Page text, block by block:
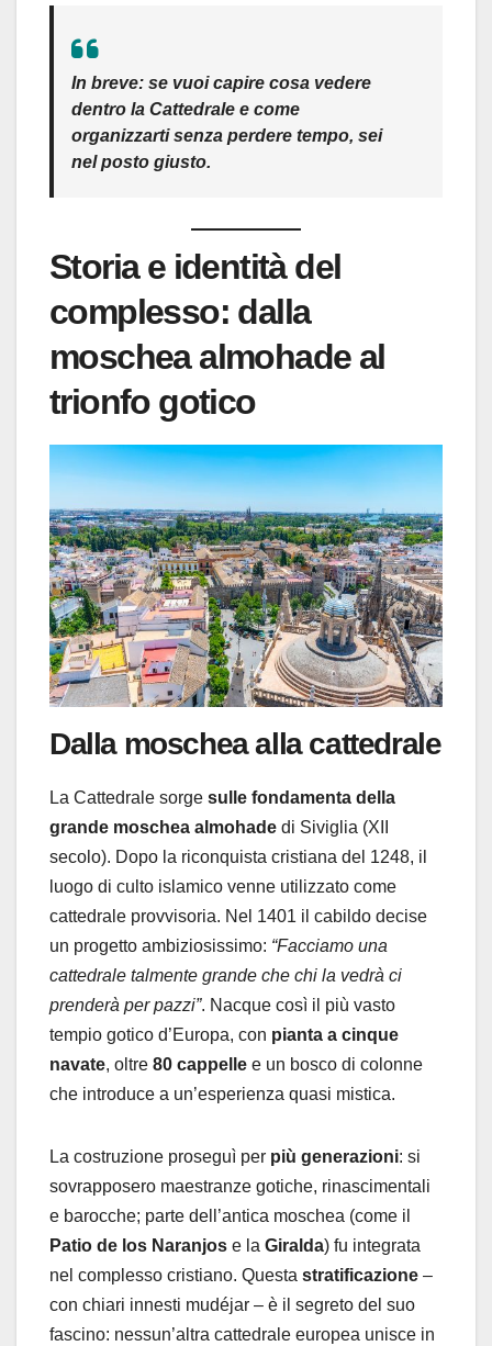
In breve: se vuoi capire cosa vedere
dentro la Cattedrale e come
organizzartisenza perdere tempo, sei
nel posto giusto.
Storia e identità del
complesso: dalla
moschea almohade al
trionfo gotico
Dalla moschea alla cattedrale
La Cattedrale sorge sulle fondamenta della
grande moschea almohade di Siviglia (XII
secolo). Dopo la riconquista cristiana del 1248, il
luogo di culto islamico venne utilizzato come
cattedrale provvisoria. Nel 1401 il cabildo decise
un progetto ambiziosissimo: “Facciamo una
cattedrale talmente grande che chi la vedrà ci
prenderà per pazzi”. Nacque così il più vasto
tempio gotico d’Europa, con pianta a cinque
navate, oltre 80 cappelle e un bosco di colonne
che introduce a un’esperienza quasi mistica.
La costruzione proseguì per più generazioni: si
sovrapposero maestranze gotiche, rinascimentali
e barocche; parte dell’antica moschea (come il
Patio de los Naranjos e la Giralda) fu integrata
nel complesso cristiano. Questa stratificazione –
con chiari innesti mudéjar – è il segreto del suo
fascino: nessun’altra cattedrale europea unisce in